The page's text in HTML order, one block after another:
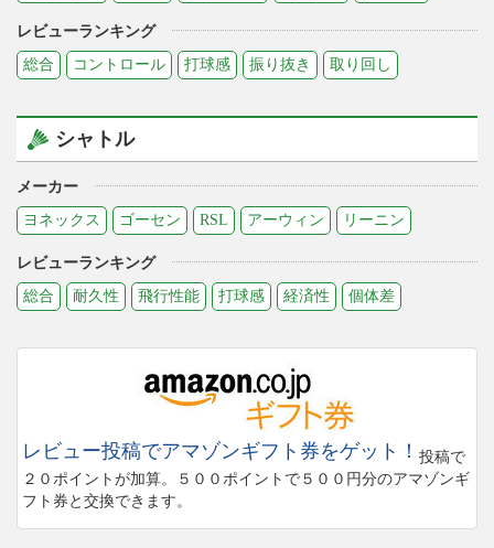
レビューランキング
総合
コントロール 打球感 振り抜き 取り回し
シャトル
メーカー
ヨネックス
ゴーセン RSL アーウィン リーニン
レビューランキング
総合
耐久性 飛行性能 打球感 経済性 個体差
レビュー投稿でアマゾンギフト券をゲット！ 投稿で
２０ポイントが加算。５００ポイントで５００円分のアマゾンギ
フト券と交換できます。